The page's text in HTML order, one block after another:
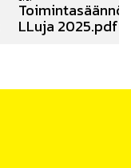
Toimintasäännöt
LLuja 2025.pdf